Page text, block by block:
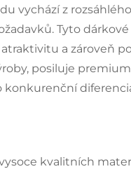
vychází z
Tyto
a zároveň
posiluje
konkurenční
kvalitních